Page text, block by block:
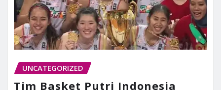
UNCATEGORIZED
Tim Basket Putri Indonesia